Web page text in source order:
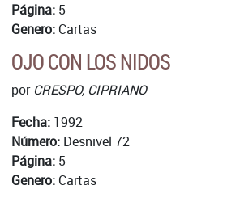
Página: 5
Genero: Cartas
OJO CON LOS NIDOS
por CRESPO, CIPRIANO
Fecha: 1992
Número: Desnivel 72
Página: 5
Genero: Cartas